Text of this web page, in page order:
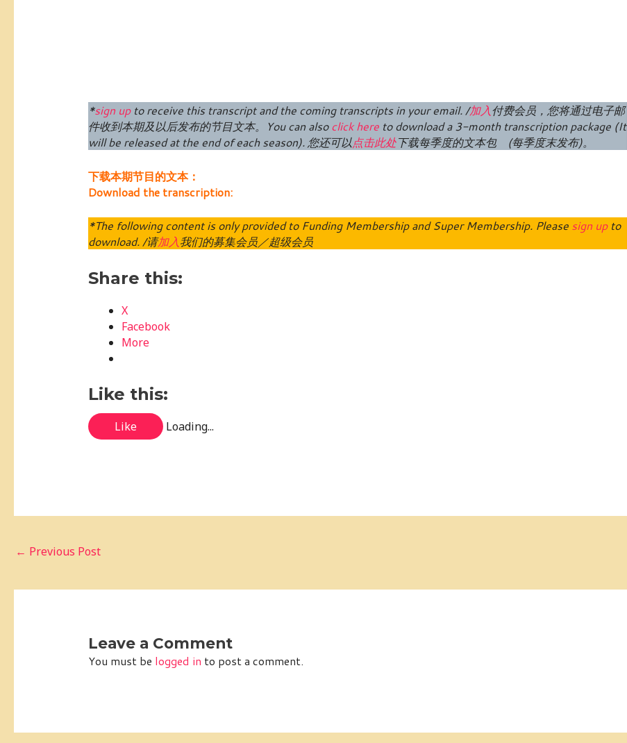
*sign up to receive this transcript and the coming transcripts in your email. /加入付费会员，您将通过电子邮
件收到本期及以后发布的节目文本。
You can alsoclick hereto download a 3-month transcription package (It
will be released at the end of each season).您还可以点击此处下载每季度的文本包 (每季度末发布)。
下载本期节目的文本：
Download the transcription:
*The following content is only provided to Funding Membership and Super Membership. Please sign upto
download. /请加入我们的募集会员／超级会员
Share this:
X
Facebook
More
Like this:
Like Loading...
← Previous Post
Leave a Comment
You must be logged in to post a comment.